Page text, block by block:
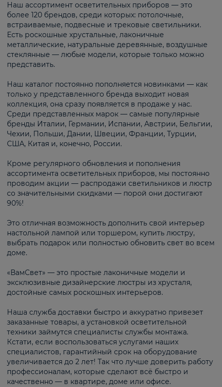
Наш ассортимент осветительных приборов — это
более 120 брендов, среди которых: потолочные,
встраиваемые, подвесные и трековые светильники.
Есть роскошные хрустальные, лаконичные
металлические, натуральные деревянные, воздушные
стеклянные — любые модели, которые только можно
представить.
Наш каталог постоянно пополняется новинками — как
только у представленного бренда выходит новая
коллекция, она сразу появляется в продаже у нас.
Среди представленных марок — самые популярные
бренды Италии, Германии, Испании, Австрии, Бельгии,
Чехии, Польши, Дании, Швеции, Франции, Турции,
США, Китая и, конечно, России.
Кроме регулярного обновления и пополнения
ассортимента осветительных приборов, мы постоянно
проводим акции — распродажи светильников и люстр
со значительными скидками — порой они достигают
90%!
Это отличная возможность дополнить свой интерьер
настольной лампой или торшером, купить люстру,
выбрать подарок или полностью обновить свет во всем
доме.
«ВамСвет» — это простые лаконичные модели и
эксклюзивные дизайнерские люстры из хрусталя,
достойные самых роскошных интерьеров.
Наша служба доставки быстро и аккуратно привезет
заказанные товары, а установкой осветительной
техники займутся специалисты службы монтажа.
Кстати, если воспользоваться услугами наших
специалистов, гарантийный срок на оборудование
увеличивается до 2 лет! Так что лучше доверить работу
профессионалам, которые сделают всё быстро и
качественно — в квартире, доме или офисе.